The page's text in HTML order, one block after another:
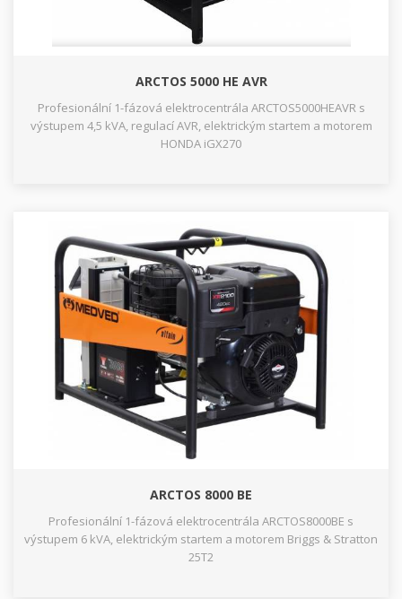
ARCTOS 5000 HE AVR
Profesionální 1-fázová elektrocentrála ARCTOS5000HEAVR s
výstupem 4,5 kVA, regulací AVR, elektrickým startem a motorem
HONDA iGX270
ARCTOS 8000 BE
Profesionální 1-fázová elektrocentrála ARCTOS8000BE s
výstupem 6 kVA, elektrickým startem a motorem Briggs & Stratton
25T2